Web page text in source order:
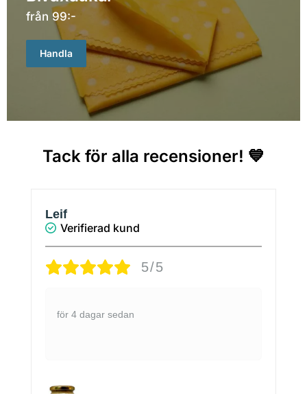
från 99:-
Handla
Tack för alla recensioner! 💙
Leif
Verifierad kund
5/5
för 4 dagar sedan